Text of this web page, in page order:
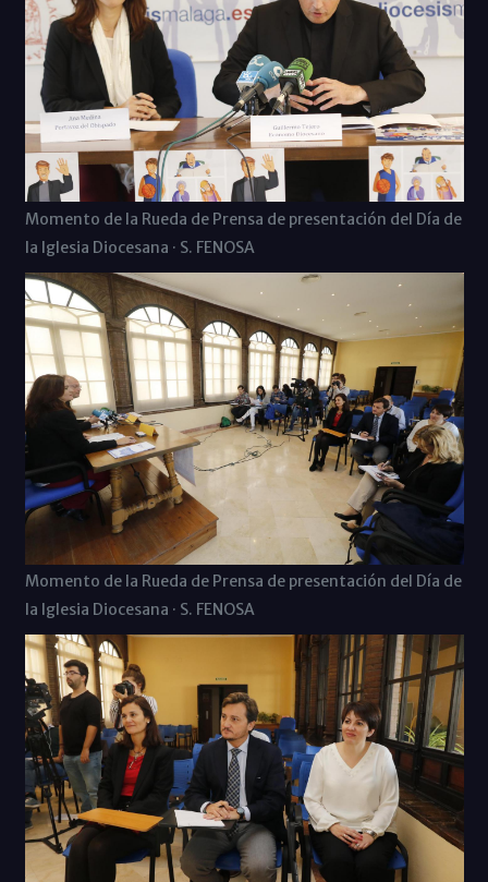
Momento de la Rueda de Prensa de presentación del Día de
la Iglesia Diocesana · S. FENOSA
Momento de la Rueda de Prensa de presentación del Día de
la Iglesia Diocesana · S. FENOSA